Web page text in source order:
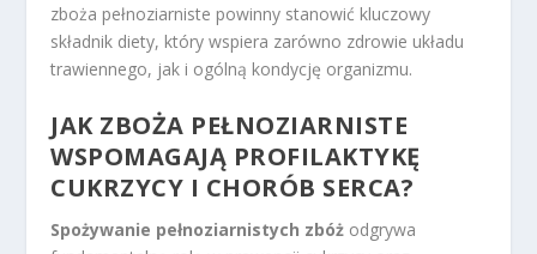
zboża pełnoziarniste powinny stanowić kluczowy
składnik diety, który wspiera zarówno zdrowie układu
trawiennego, jak i ogólną kondycję organizmu.
JAK ZBOŻA PEŁNOZIARNISTE
WSPOMAGAJĄ PROFILAKTYKĘ
CUKRZYCY I CHORÓB SERCA?
Spożywanie pełnoziarnistych zbóż odgrywa